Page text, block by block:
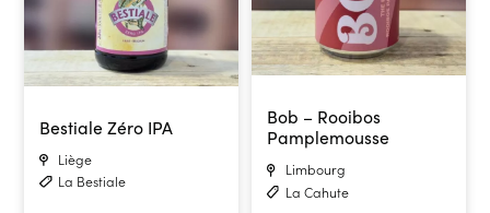
Bestiale Zéro IPA
Liège
La Bestiale
Bob – Rooibos
Pamplemousse
Limbourg
La Cahute